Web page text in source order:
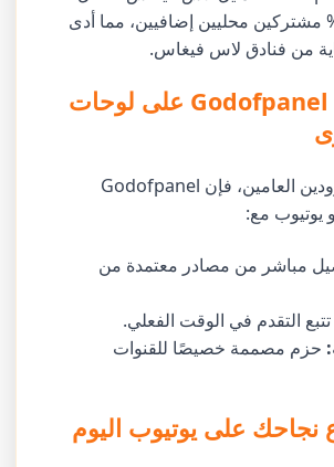
على 80% مشتركين محليين إضافيين، مما أدى
من فنادق لاس فيغاس.
لماذا يتفوق Godofpanel على لوحات
على عكس المزودين العامين، فإن Godofpanel
مع:
مباشر من مصادر معتمدة من
تتبع التقدم في الوقت الفعلي.
حزم مصممة خصيصًا للقنوات
نجاحك على يوتيوب اليوم